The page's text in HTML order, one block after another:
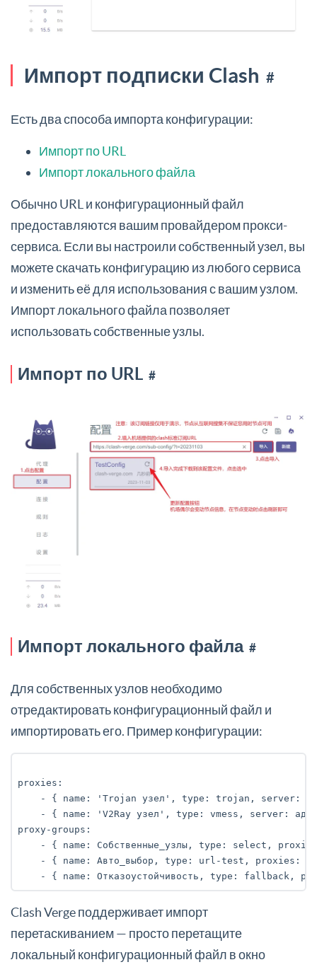
Импорт подписки Clash #
Есть два способа импорта конфигурации:
Импорт по URL
Импорт локального файла
Обычно URL и конфигурационный файл
предоставляются вашим провайдером прокси-
сервиса. Если вы настроили собственный узел, вы
можете скачать конфигурацию из любого сервиса
и изменить её для использования с вашим узлом.
Импорт локального файла позволяет
использовать собственные узлы.
Импорт по URL #
Импорт локального файла #
Для собственных узлов необходимо
отредактировать конфигурационный файл и
импортировать его. Пример конфигурации:
proxies:
- { name: 'Trojan узел', type: trojan, server:
- { name: 'V2Ray узел', type: vmess, server:
proxy-groups:
- { name: Собственные_узлы, type: select,
- { name: Авто_выбор, type: url-test, proxies:
Clash Verge поддерживает импорт
перетаскиванием — просто перетащите
локальный конфигурационный файл в окно